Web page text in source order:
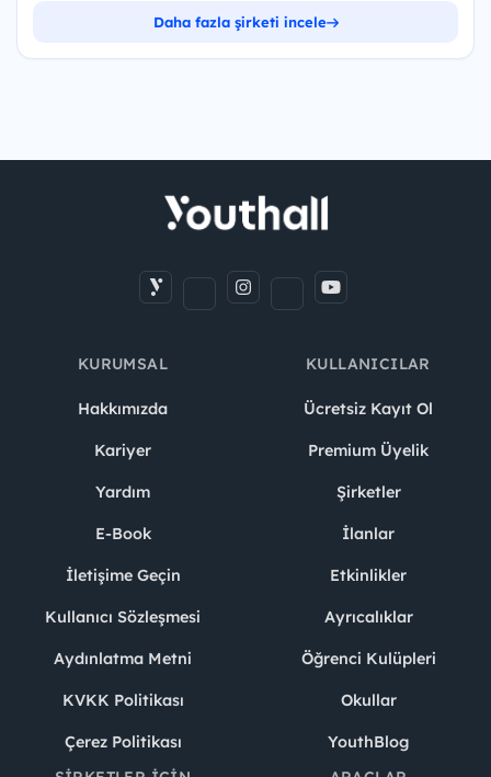
Daha fazla şirketi incele
KURUMSAL
Hakkımızda
Kariyer
Yardım
E-Book
İletişime Geçin
Kullanıcı Sözleşmesi
Aydınlatma Metni
KVKK Politikası
Çerez Politikası
KULLANICILAR
Ücretsiz Kayıt Ol
Premium Üyelik
Şirketler
İlanlar
Etkinlikler
Ayrıcalıklar
Öğrenci Kulüpleri
Okullar
YouthBlog